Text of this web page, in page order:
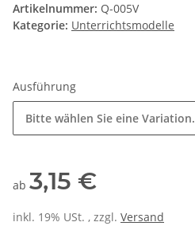
Artikelnummer: Q-005V
Kategorie: Unterrichtsmodelle
Ausführung
Bitte wählen Sie eine Variation.
ab 3,15 €
inkl. 19% USt. , zzgl. Versand